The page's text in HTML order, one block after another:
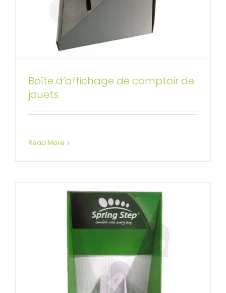
Boîte d’affichage de comptoir de
jouets
Read More
imprimés sur mesure pour
chaussures